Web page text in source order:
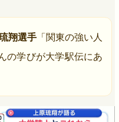
翔選手 「関東の強い人
の学びが大学駅伝にあ